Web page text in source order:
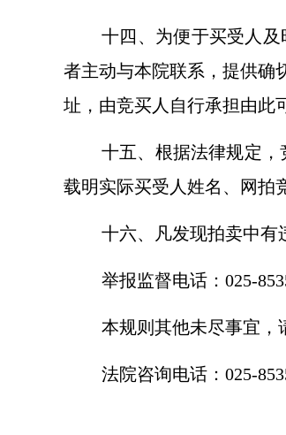
十四、为便于买受人
者主动与本院联系，提供确
址，由竞买人自行承担由此
十五、根据法律规定
载明实际买受人姓名、网拍
十六、凡发现拍卖中有
举报监督电话：025-
本规则其他未尽事宜，
法院咨询电话：025-